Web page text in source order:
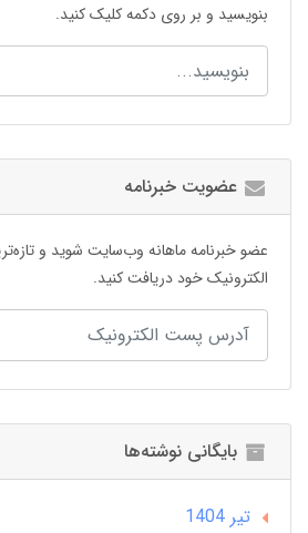
بنویسید و بر روی دکمه کلیک کنید.
عضویت خبرنامه
عضو خبرنامه ماهانه وب‌سایت شوید و
الکترونیک خود دریافت کنید.
بایگانی نوشته‌ها
تير 1404